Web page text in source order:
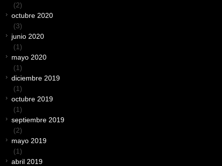
(2)
octubre 2020
(3)
junio 2020
(1)
mayo 2020
(1)
diciembre 2019
(1)
octubre 2019
(1)
septiembre 2019
(2)
mayo 2019
(1)
abril 2019